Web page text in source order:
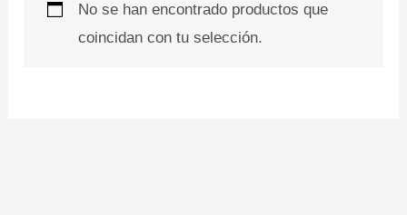
No se han encontrado productos que
coincidan con tu selección.